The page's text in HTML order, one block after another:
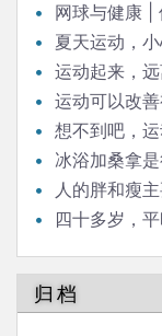
网球与健康 |
夏天运动，
运动起来，
运动可以改
想不到吧，
冰浴加桑拿
段，请问科学
人的胖和瘦
肥，运动量需
四十多岁，
归档